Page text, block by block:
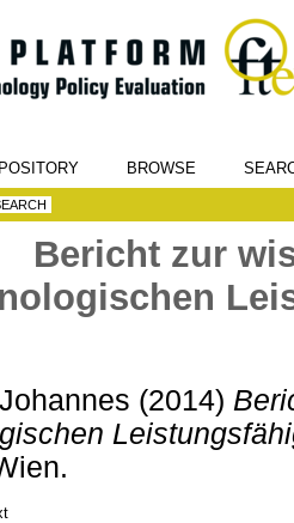
BROWSE
Bericht zur
(2014)